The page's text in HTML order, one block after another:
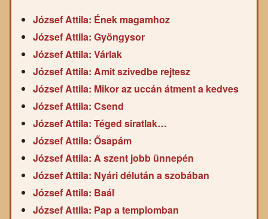
József Attila: Ének magamhoz
József Attila: Gyöngysor
József Attila: Várlak
József Attila: Amit szivedbe rejtesz
József Attila: Mikor az uccán átment a kedves
József Attila: Csend
József Attila: Téged siratlak…
József Attila: Ősapám
József Attila: A szent jobb ünnepén
József Attila: Nyári délután a szobában
József Attila: Baál
József Attila: Pap a templomban